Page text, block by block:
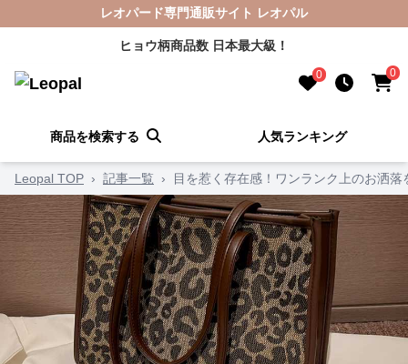
レオパード専門通販サイト レオパル
ヒョウ柄商品数 日本最大級！
0 0
商品を検索する 人気ランキング
Leopal TOP › 記事一覧 › 目を惹く存在感！ワンランク上のお洒